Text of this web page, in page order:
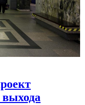
выхода